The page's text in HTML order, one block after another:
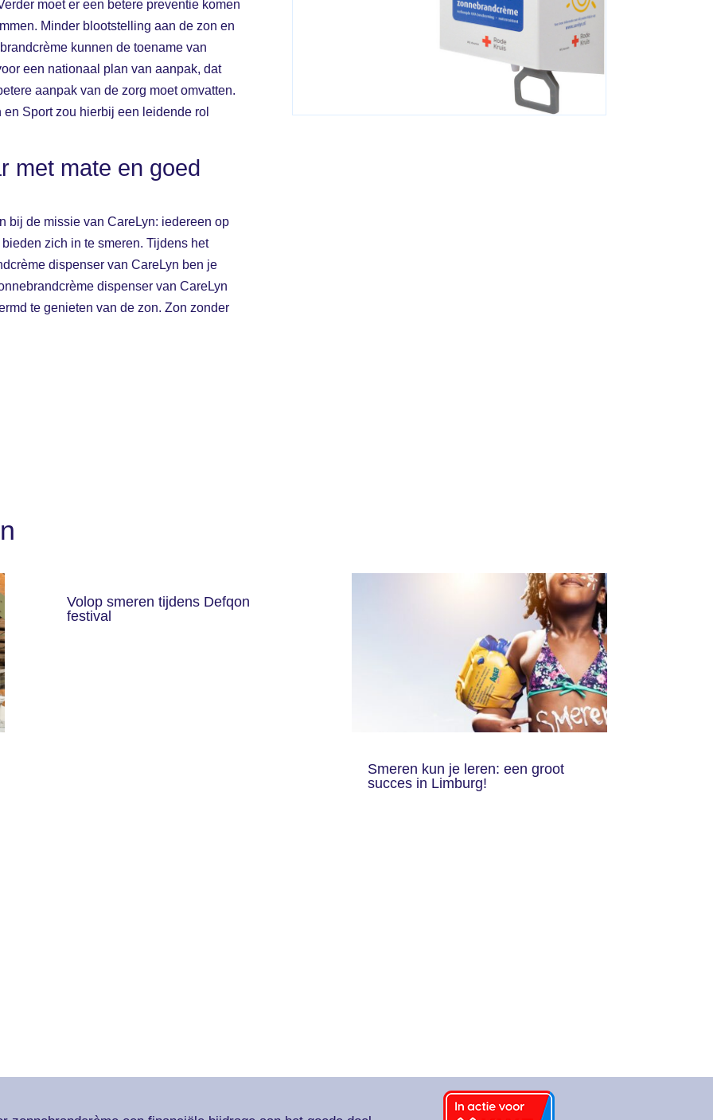
moet er een betere preventie komen
Minder blootstelling aan de zon en
kunnen de toename van
een nationaal plan van aanpak, dat
aanpak van de zorg moet omvatten.
Sport zou hierbij een leidende rol
met mate en goed
bij de missie van CareLyn: iedereen op
zich in te smeren. Tijdens het
dispenser van CareLyn ben je
dispenser van CareLyn
te genieten van de zon. Zon zonder
Volop smeren tijdens Defqon
festival
Smeren kun je leren: een groot
succes in Limburg!